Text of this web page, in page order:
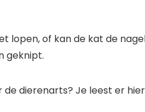
lopen, of kan de kat de
geknipt.
dierenarts? Je leest er